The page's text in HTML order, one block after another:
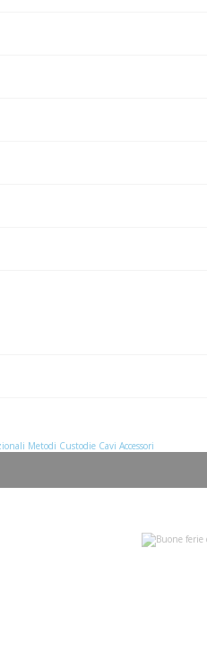
Metodi Custodie Cavi Accessori